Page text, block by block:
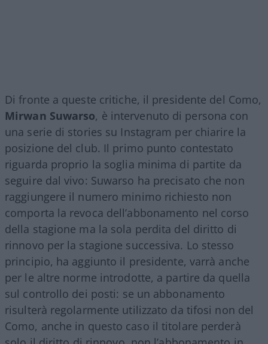
Di fronte a queste critiche, il presidente del Como,
Mirwan Suwarso, è intervenuto di persona con
una serie di stories su Instagram per chiarire la
posizione del club. Il primo punto contestato
riguarda proprio la soglia minima di partite da
seguire dal vivo: Suwarso ha precisato che non
raggiungere il numero minimo richiesto non
comporta la revoca dell’abbonamento nel corso
della stagione ma la sola perdita del diritto di
rinnovo per la stagione successiva. Lo stesso
principio, ha aggiunto il presidente, varrà anche
per le altre norme introdotte, a partire da quella
sul controllo dei posti: se un abbonamento
risulterà regolarmente utilizzato da tifosi non del
Como, anche in questo caso il titolare perderà